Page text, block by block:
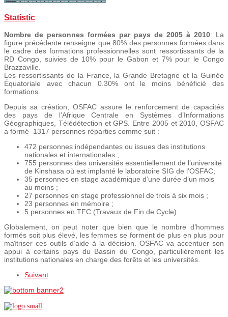
Statistic
Nombre de personnes formées par pays de 2005 à 2010: La
figure précédente renseigne que 80% des personnes formées dans
le cadre des formations professionnelles sont ressortissants de la
RD Congo, suivies de 10% pour le Gabon et 7% pour le Congo
Brazzaville.
Les ressortissants de la France, la Grande Bretagne et la Guinée
Équatoriale avec chacun 0.30% ont le moins bénéficié des
formations.
Depuis sa création, OSFAC assure le renforcement de capacités
des pays de l’Afrique Centrale en Systèmes d’Informations
Géographiques, Télédétection et GPS. Entre 2005 et 2010, OSFAC
a formé 1317 personnes réparties comme suit :
472 personnes indépendantes ou issues des institutions
nationales et internationales ;
755 personnes des universités essentiellement de l’université
de Kinshasa où est implanté le laboratoire SIG de l’OSFAC;
35 personnes en stage académique d’une durée d’un mois
au moins ;
27 personnes en stage professionnel de trois à six mois ;
23 personnes en mémoire ;
5 personnes en TFC (Travaux de Fin de Cycle).
Globalement, on peut noter que bien que le nombre d’hommes
formés soit plus élevé, les femmes se forment de plus en plus pour
maîtriser ces outils d’aide à la décision. OSFAC va accentuer son
appui à certains pays du Bassin du Congo, particulièrement les
institutions nationales en charge des forêts et les universités.
Suivant